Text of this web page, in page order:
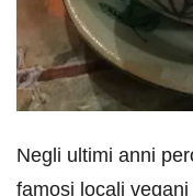
Negli ultimi anni
famosi locali